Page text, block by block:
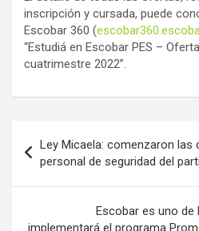
inscripción y cursada, puede
Escobar 360 (
“Estudiá en Escobar PES –
cuatrimestre 2022”.
de
entradas
Ley Micaela: comenzaron las
personal de seguridad del
Escobar es uno de
implementará el programa